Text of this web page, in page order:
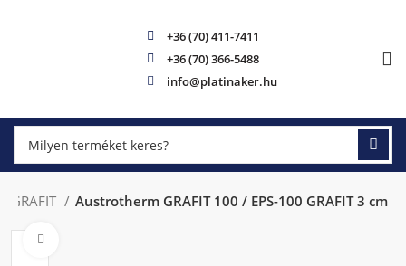
+36 (70) 411-7411
+36 (70) 366-5488
info@platinaker.hu
GRAFIT Austrotherm GRAFIT 100 / EPS-100 GRAFIT 3 cm